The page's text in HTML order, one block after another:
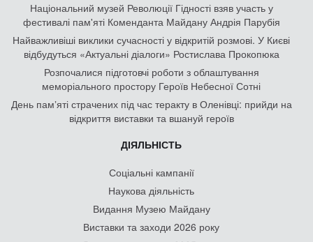
Національний музей Революції Гідності взяв участь у
фестивалі пам'яті Коменданта Майдану Андрія Парубія
Найважливіші виклики сучасності у відкритій розмові. У Києві
відбудуться «Актуальні діалоги» Ростислава Прокопюка
Розпочалися підготовчі роботи з облаштування
меморіального простору Героїв Небесної Сотні
День памʼяті страчених під час теракту в Оленівці: прийди на
відкриття виставки та вшануй героїв
ДІЯЛЬНІСТЬ
Соціальні кампанії
Наукова діяльність
Видання Музею Майдану
Виставки та заходи 2026 року